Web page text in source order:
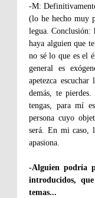
-M:
(lo he hecho muy
legua. Conclusión:
haya alguien que
no sé lo que es el
general es
apetezca
demás, te
tengas, para mí
persona cuyo
será. En mi caso,
apasiona.
-Alguien podría
introducidos,
temas...